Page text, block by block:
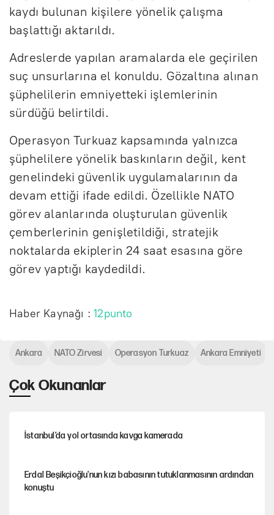
kaydı bulunan kişilere yönelik çalışma
başlattığı aktarıldı.
Adreslerde yapılan aramalarda ele geçirilen
suç unsurlarına el konuldu. Gözaltına alınan
şüphelilerin emniyetteki işlemlerinin
sürdüğü belirtildi.
Operasyon Turkuaz kapsamında yalnızca
şüphelilere yönelik baskınların değil, kent
genelindeki güvenlik uygulamalarının da
devam ettiği ifade edildi. Özellikle NATO
görev alanlarında oluşturulan güvenlik
çemberlerinin genişletildiği, stratejik
noktalarda ekiplerin 24 saat esasına göre
görev yaptığı kaydedildi.
Haber Kaynağı :12punto
Çok Okunanlar
İstanbul’da yol ortasında kavga kamerada
Erdal Beşikçioğlu'nun kızı babasının tutuklanmasının ardından
konuştu
Ankara NATO Zirvesi Operasyon Turkuaz Ankara Emniyeti